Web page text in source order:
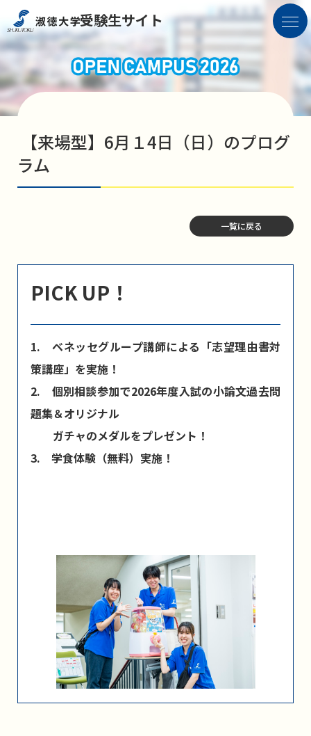
受験生サイト
【来場型】6月１4日（日）のプログ
ラム
一覧に戻る
PICK UP！
1. ベネッセグループ講師による「志望理由書対
策講座」を実施！
2. 個別相談参加で2026年度入試の小論文過去問
題集＆オリジナル
ガチャのメダルをプレゼント！
3. 学食体験（無料）実施！